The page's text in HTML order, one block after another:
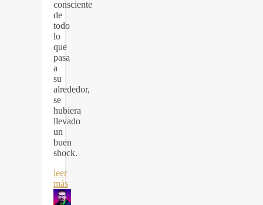
consciente
de
todo
lo
que
pasa
a
su
alrededor,
se
hubiera
llevado
un
buen
shock.
leer
más